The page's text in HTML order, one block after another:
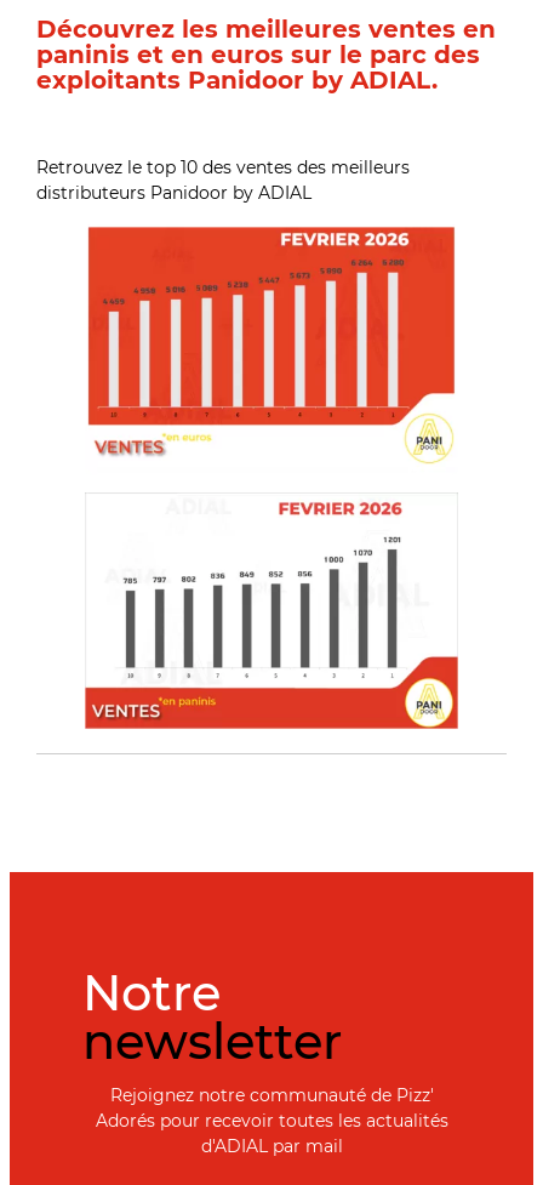
Découvrez les meilleures ventes en
paninis et en euros sur le parc des
exploitants Panidoor by ADIAL.
Retrouvez le top 10 des ventes des meilleurs
distributeurs Panidoor by ADIAL
Notre
newsletter
Rejoignez notre communauté de Pizz'
Adorés pour recevoir toutes les actualités
d'ADIAL par mail